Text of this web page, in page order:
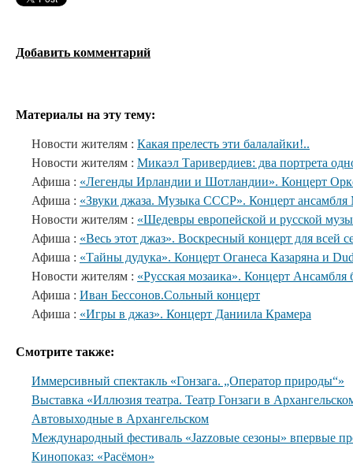
Добавить комментарий
Материалы на эту тему:
Новости жителям : Какая прелесть эти балалайки!..
Новости жителям : Микаэл Таривердиев: два портрета
Афиша : «Легенды Ирландии и Шотландии». Концерт
Афиша : «Звуки джаза. Музыка СССР». Концерт
Новости жителям : «Шедевры европейской и русской
Афиша : «Весь этот джаз». Воскресный концерт для всей
Афиша : «Тайны дудука». Концерт Оганеса Казаряна и
Новости жителям : «Русская мозаика». Концерт Ансамбля
Афиша : Иван Бессонов.Сольный концерт
Афиша : «Игры в джаз». Концерт Даниила Крамера
Смотрите также:
Иммерсивный спектакль «Гонзага. „Оператор природы“»
Выставка «Иллюзия театра. Театр Гонзаги в
Автовыходные в Архангельском
Международный фестиваль «Jazzовые сезоны» впервые
Кинопоказ: «Расёмон»